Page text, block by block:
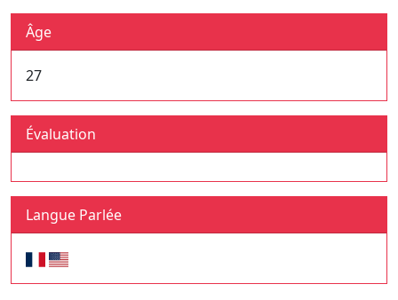
Âge
27
Évaluation
Langue Parlée